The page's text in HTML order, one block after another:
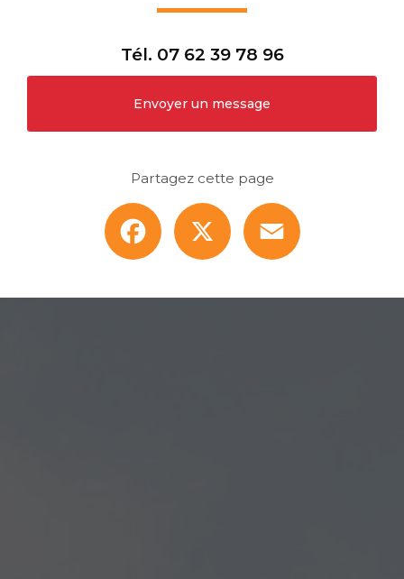
Tél. 07 62 39 78 96
Envoyer un message
Partagez cette page
Facebook